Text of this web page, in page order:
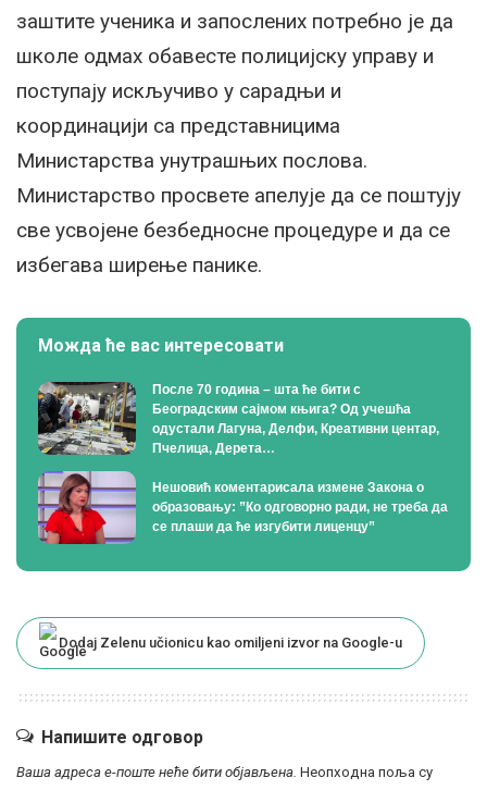
заштите ученика и запослених потребно је да
школе одмах обавесте полицијску управу и
поступају искључиво у сарадњи и
координацији са представницима
Министарства унутрашњих послова.
Министарство просвете апелује да се поштују
све усвојене безбедносне процедуре и да се
избегава ширење панике.
Можда ће вас интересовати
После 70 година – шта ће бити с
Београдским сајмом књига? Од учешћа
одустали Лагуна, Делфи, Креативни центар,
Пчелица, Дерета…
Нешовић коментарисала измене Закона о
образовању: ”Ко одговорно ради, не треба да
се плаши да ће изгубити лиценцу”
Dodaj Zelenu učionicu kao omiljeni izvor na Google-u
Напишите одговор
Ваша адреса е-поште неће бити објављена. Неопходна поља су